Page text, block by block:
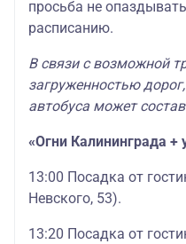
просьба не
расписанию.
В связи с возможной
загруженностью
автобуса может
«Огни Калининграда +
13:00 Посадка от
Невского, 53).
13:20 Посадка от